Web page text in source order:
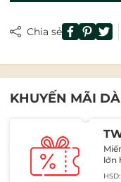
Chia sẻ
KHUYẾN MÃI
lớn